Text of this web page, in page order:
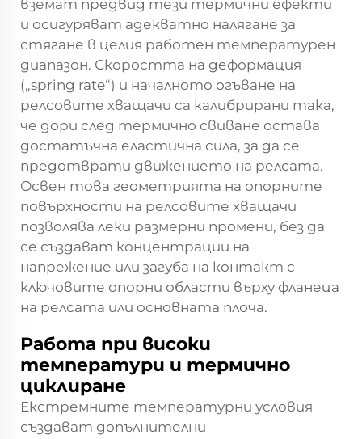
вземат предвид тези термични ефекти
и осигуряват адекватно налягане за
стягане в целия работен температурен
диапазон. Скоростта на деформация
(„spring rate“) и началното огъване на
релсовите хващачи са калибрирани така,
че дори след термично свиване остава
достатъчна еластична сила, за да се
предотврати движението на релсата.
Освен това геометрията на опорните
повърхности на релсовите хващачи
позволява леки размерни промени, без да
се създават концентрации на
напрежение или загуба на контакт с
ключовите опорни области върху фланеца
на релсата или основната плоча.
Работа при високи
температури и термично
циклиране
Екстремните температурни условия
създават допълнителни